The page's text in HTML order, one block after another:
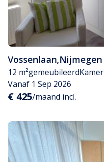
Vossenlaan,Nijmegen
12 m²gemeubileerdKamer
Vanaf 1 Sep 2026
€ 425/maand incl.